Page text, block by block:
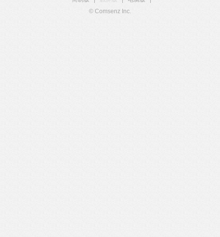
© Comsenz Inc.